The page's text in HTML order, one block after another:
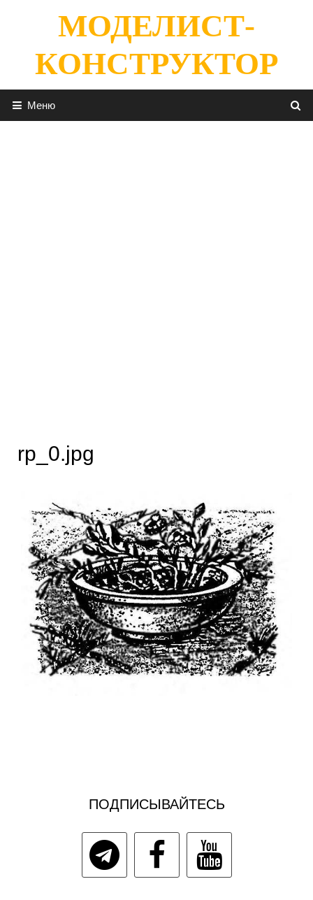
содержимомуМОДЕЛИСТ-
КОНСТРУКТОР
Меню
rp_0.jpg
ПОДПИСЫВАЙТЕСЬ